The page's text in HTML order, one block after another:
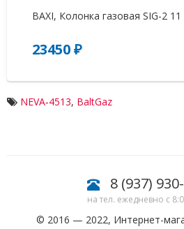
BAXI, Колонка газовая SIG-2 11
23450 ₽
NEVA‑4513, BaltGaz
8 (937)
на тел. ежедневно с
© 2016 — 2022, Интернет-